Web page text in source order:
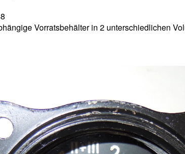
Vorratsbehälter in 2 unterschiedlichen